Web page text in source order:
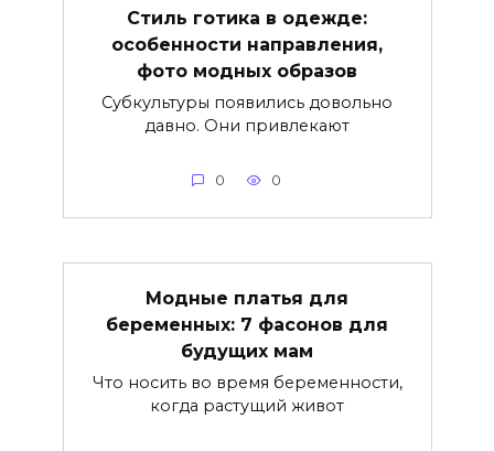
Стиль готика в одежде:
особенности направления,
фото модных образов
Субкультуры появились довольно
давно. Они привлекают
0 0
Модные платья для
беременных: 7 фасонов для
будущих мам
Что носить во время беременности,
когда растущий живот